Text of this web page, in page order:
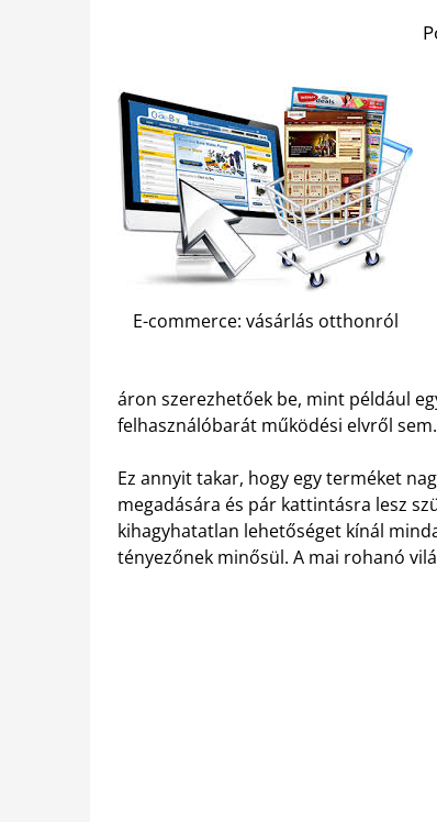
E-commerce: vásárlás otthonról
áron szerezhetőek be, mint például
felhasználóbarát működési elvről sem.
Ez annyit takar, hogy egy terméket
megadására és pár kattintásra lesz
kihagyhatatlan lehetőséget kínál
tényezőnek minősül. A mai rohanó